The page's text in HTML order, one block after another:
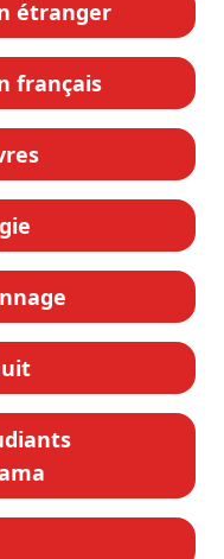
étranger
français